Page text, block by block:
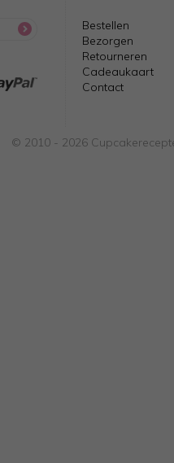
Bestellen
Bezorgen
Retourneren
Cadeaukaart
Contact
© 2010 - 2026